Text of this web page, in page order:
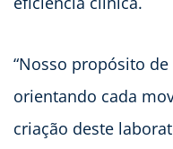
“Nosso propósito
orientando cada
criação deste